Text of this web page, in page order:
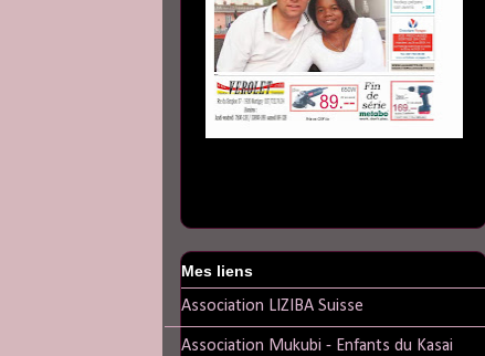
Mes liens
Association LIZIBA Suisse
Association Mukubi - Enfants du Kasai